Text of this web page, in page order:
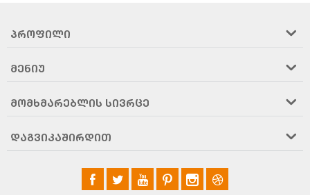
ᲞᲠᲝᲤᲘᲚᲘ
ᲛᲔᲜᲘᲣ
ᲛᲝᲛᲮᲛᲐᲠᲔᲑᲚᲘᲡ ᲡᲘᲕᲠᲪᲔ
ᲓᲐᲒᲕᲘᲙᲐᲨᲘᲠᲓᲘᲗ